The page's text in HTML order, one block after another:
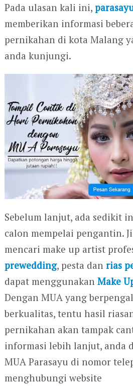
Pada ulasan kali ini,
memberikan informasi
pernikahan di kota Malang
anda kunjungi.
Sebelum lanjut, ada sedikit
calon mempelai pengantin.
mencari make up artist
prewedding, pesta dan rias
dapat menggunakan Make
Dengan MUA yang
berkualitas, tentu hasil
pernikahan akan tampak
informasi lebih lanjut, anda
MUA Parasayu di nomor
menghubungi website